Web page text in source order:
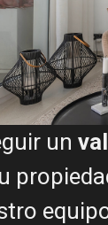
de la Costa
72 ofrece
elementos de
La
de todos
que incluyen un
un